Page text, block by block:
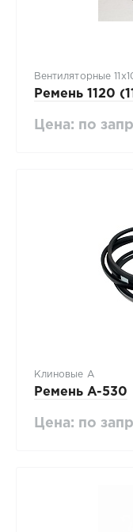
Вентиляторные
Ремень 1120
Цена: по
Клиновые А
Ремень A-530
Цена: по